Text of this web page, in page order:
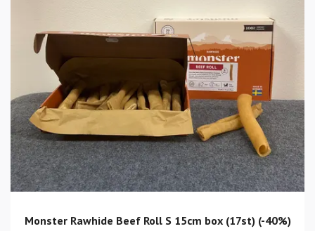
Monster Rawhide Beef Roll S 15cm box (17st) (-40%)